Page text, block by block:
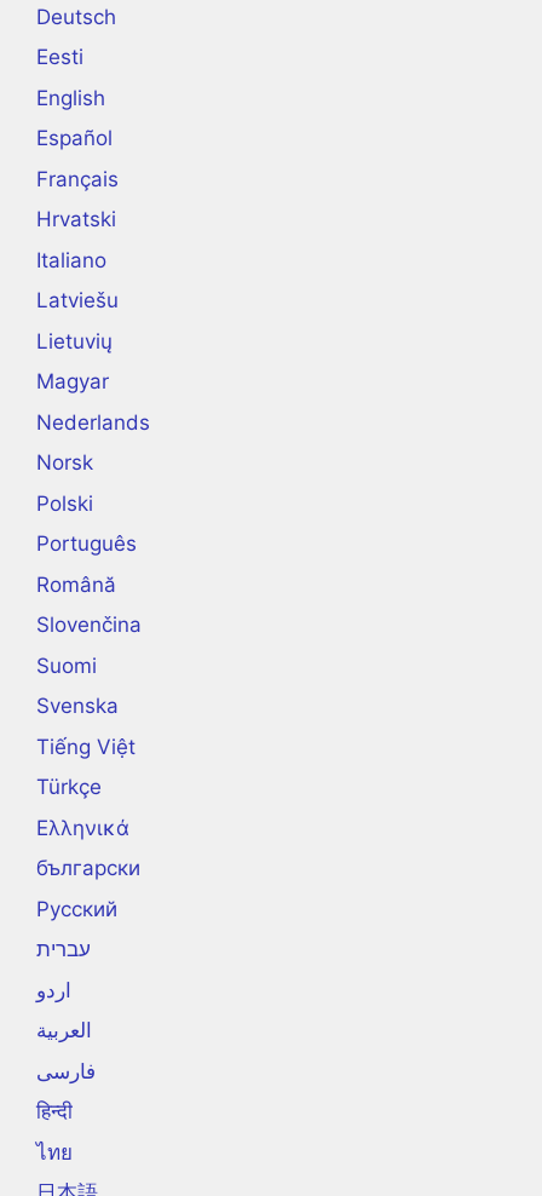
Deutsch
Eesti
English
Español
Français
Hrvatski
Italiano
Latviešu
Lietuvių
Magyar
Nederlands
Norsk
Polski
Português
Română
Slovenčina
Suomi
Svenska
Tiếng Việt
Türkçe
Ελληνικά
български
Русский
עברית
اردو
العربية
فارسی
हिन्दी
ไทย